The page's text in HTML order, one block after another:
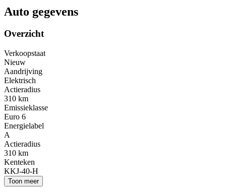
Auto gegevens
Overzicht
Verkoopstaat
Nieuw
Aandrijving
Elektrisch
Actieradius
310 km
Emissieklasse
Euro 6
Energielabel
A
Actieradius
310 km
Kenteken
KKJ-40-H
Toon meer